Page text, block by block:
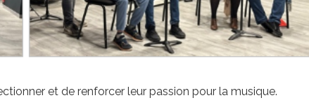
et de renforcer leur passion pour la musique.